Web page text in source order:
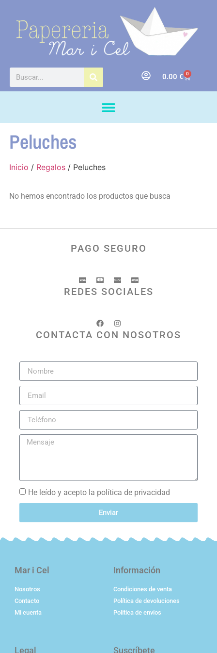
0.00 € 0
Peluches
Inicio / Regalos/ Peluches
No hemos encontrado los productos que busca
PAGO SEGURO
REDES SOCIALES
CONTACTA CON NOSOTROS
He leído y acepto la política de privacidad
Enviar
Mar i Cel
Nosotros
Contacto
Mi cuenta
Información
Condiciones de venta
Política de devoluciones
Política de envíos
Legal Suscríbete